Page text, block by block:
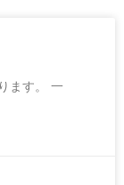
ます。 一